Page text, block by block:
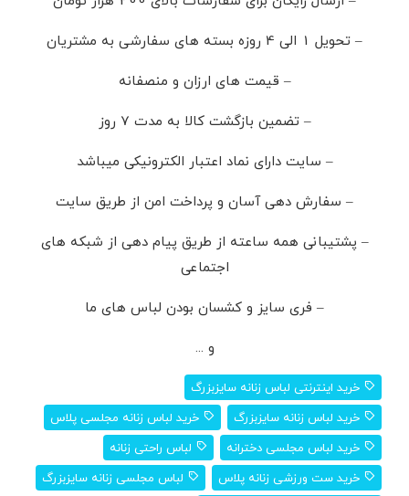
– تحویل 1 الی 4 روزه بسته های سفارشی به مشتریان
– قیمت های ارزان و منصفانه
– تضمین بازگشت کالا به مدت 7 روز
– سایت دارای نماد اعتبار الکترونیکی میباشد
– سفارش دهی آسان و پرداخت امن از طریق سایت
– پشتیبانی همه ساعته از طریق پیام دهی از شبکه های
اجتماعی
– فری سایز و کشسان بودن لباس های ما
و ...
خرید اینترنتی لباس زنانه سایزبزرگ
خرید لباس زنانه سایزبزرگ
خرید لباس زنانه مجلسی پلاس
خرید لباس مجلسی دخترانه
لباس راحتی زنانه
خرید ست ورزشی زنانه پلاس
لباس مجلسی زنانه سایزبزرگ